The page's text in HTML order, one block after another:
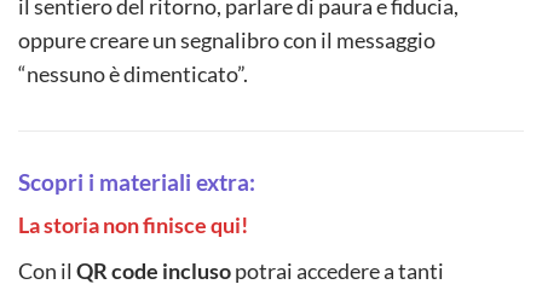
il sentiero del ritorno, parlare di paura e fiducia,
oppure creare un segnalibro con il messaggio
“nessuno è dimenticato”.
Scopri i materiali extra:
La storia non finisce qui!
Con il QR code inclusopotrai accedere a tanti